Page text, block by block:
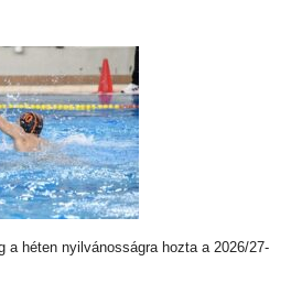
a héten nyilvánosságra hozta a 2026/27-